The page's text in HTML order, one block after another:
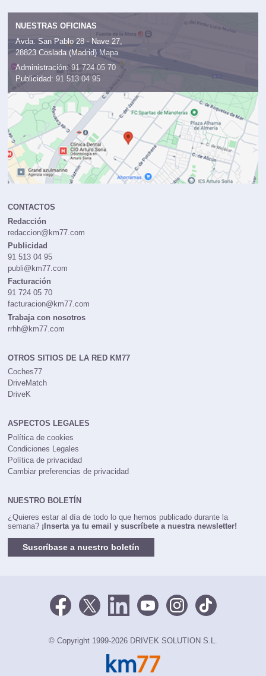
NUESTRAS OFICINAS
Avda. San Pablo 28 - Nave 27,
28823 Coslada (Madrid) Mapa
Administración: 91 724 05 70
Publicidad: 91 513 04 95
CONTACTOS
Redacción
redaccion@km77.com
Publicidad
91 513 04 95
publi@km77.com
Facturación
91 724 05 70
facturacion@km77.com
Trabaja con nosotros
rrhh@km77.com
OTROS SITIOS DE LA RED KM77
Coches77
DriveMatch
DriveK
ASPECTOS LEGALES
Política de cookies
Condiciones Legales
Política de privacidad
Cambiar preferencias de privacidad
NUESTRO BOLETÍN
¿Quieres estar al día de todo lo que hemos publicado durante la
semana? ¡Inserta ya tu email y suscríbete a nuestra newsletter!
Suscríbase a nuestro boletín
© Copyright 1999-2026 DRIVEK SOLUTION S.L.